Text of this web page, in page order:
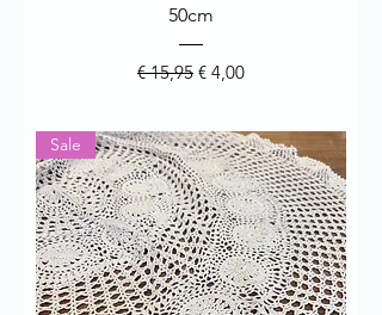
50cm
Normale prijs
€ 15,95 Verkoopprijs
€ 4,00
Sale